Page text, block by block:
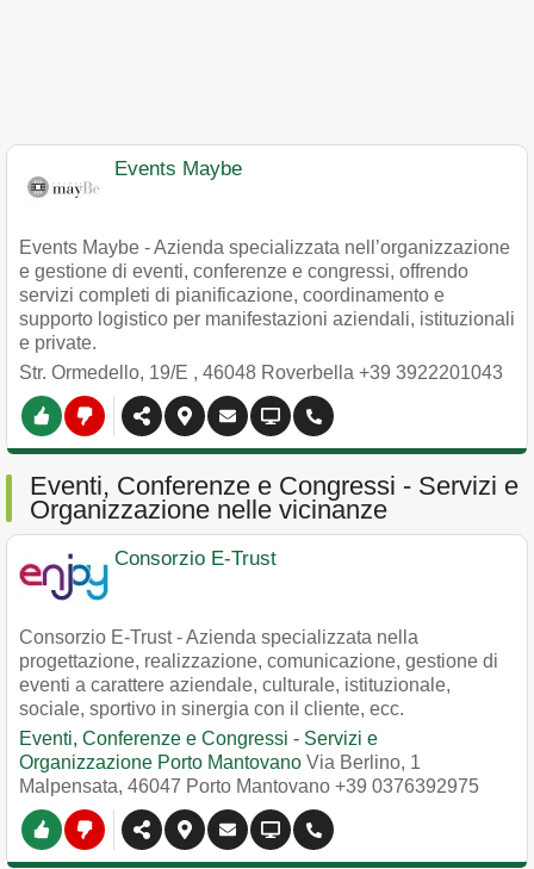
Events Maybe
Events Maybe - Azienda specializzata nell’organizzazione
e gestione di eventi, conferenze e congressi, offrendo
servizi completi di pianificazione, coordinamento e
supporto logistico per manifestazioni aziendali, istituzionali
e private.
Str. Ormedello, 19/E , 46048 Roverbella +39 3922201043
Eventi, Conferenze e Congressi - Servizi e
Organizzazione nelle vicinanze
Consorzio E-Trust
Consorzio E-Trust - Azienda specializzata nella
progettazione, realizzazione, comunicazione, gestione di
eventi a carattere aziendale, culturale, istituzionale,
sociale, sportivo in sinergia con il cliente, ecc.
Eventi, Conferenze e Congressi - Servizi e
Organizzazione Porto Mantovano Via Berlino, 1
Malpensata, 46047 Porto Mantovano +39 0376392975